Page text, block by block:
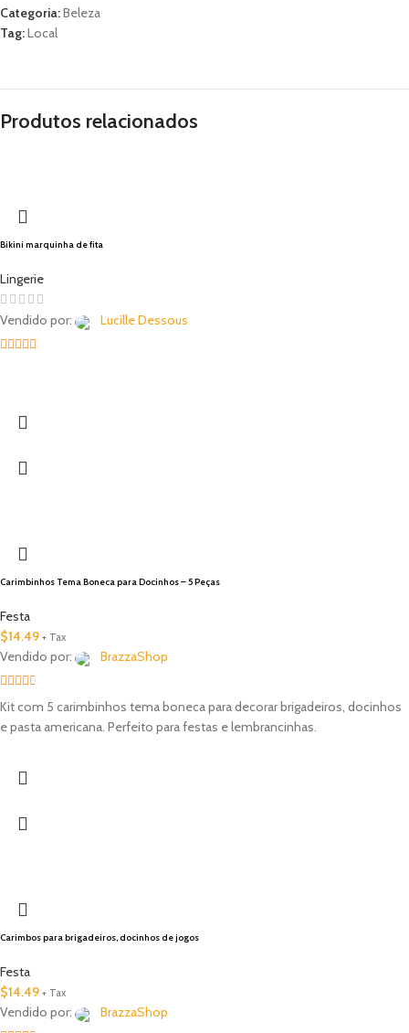
5
Categoria:Beleza
Tag:Local
Produtos relacionados
Bikini marquinha de fita
Lingerie
Vendido por: Lucille Dessous
Carimbinhos Tema Boneca para Docinhos – 5 Peças
Festa
$14.49 + Tax
Vendido por: BrazzaShop
2.33
Kit com 5 carimbinhos tema boneca para decorar brigadeiros, docinhos
e pasta americana. Perfeito para festas e lembrancinhas.
Carimbos para brigadeiros, docinhos de jogos
Festa
$14.49 + Tax
Vendido por: BrazzaShop